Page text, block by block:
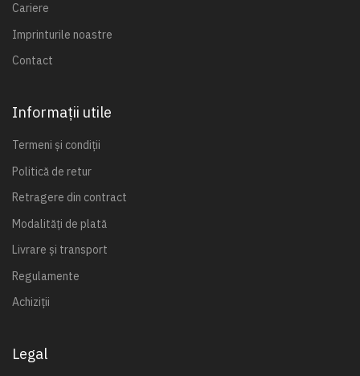
Cariere
Imprinturile noastre
Contact
Informații utile
Termeni și condiții
Politică de retur
Retragere din contract
Modalități de plată
Livrare și transport
Regulamente
Achiziții
Legal